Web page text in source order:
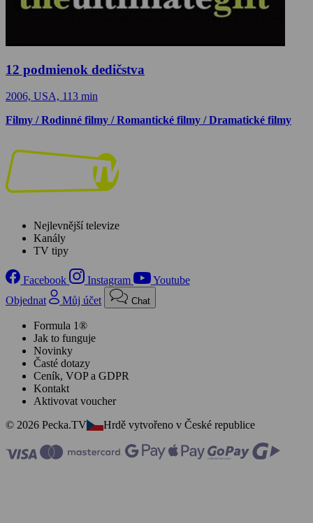
12 podmienok dedičstva
2006, USA, 113 min
Filmy / Rodinné filmy / Romantické filmy / Dramatické filmy
Nejlevnější televize
Kanály
TV tipy
Facebook Instagram
Youtube
Objednat
Můj účet Chat
Formula 1®
Jak to funguje
Novinky
Časté dotazy
Ceník, VOP a GDPR
Kontakt
Aktivovat voucher
© 2026 Pecka.TV
Hrdě vytvořeno v České republice